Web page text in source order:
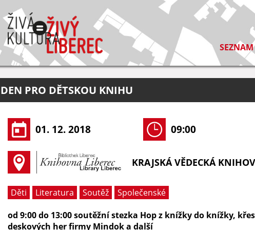
DEN PRO DĚTSKOU KNIHU
01. 12. 2018 09:00
KRAJSKÁ VĚDECKÁ
Děti Literatura Soutěž
Společenské
od 9:00 do 13:00 soutěžní stezka Hop z knížky do knížky,
deskových her firmy Mindok a další